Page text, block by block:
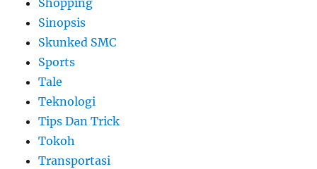
Shopping
Sinopsis
Skunked SMC
Sports
Tale
Teknologi
Tips Dan Trick
Tokoh
Transportasi